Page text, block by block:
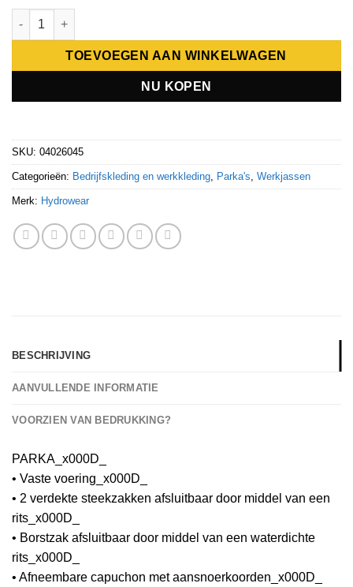
Hydrowear Winterparka Kassel aantal
TOEVOEGEN AAN WINKELWAGEN
NU KOPEN
SKU: 04026045
Categorieën: Bedrijfskleding en werkkleding Parka's Werkjassen
Merk: Hydrowear
BESCHRIJVING
AANVULLENDE INFORMATIE
VOORZIEN VAN BEDRUKKING?
PARKA_x000D_
• Vaste voering_x000D_
• 2 verdekte steekzakken afsluitbaar door middel van een
rits_x000D_
• Borstzak afsluitbaar door middel van een waterdichte
rits_x000D_
• Afneembare capuchon met aansnoerkoorden_x000D_